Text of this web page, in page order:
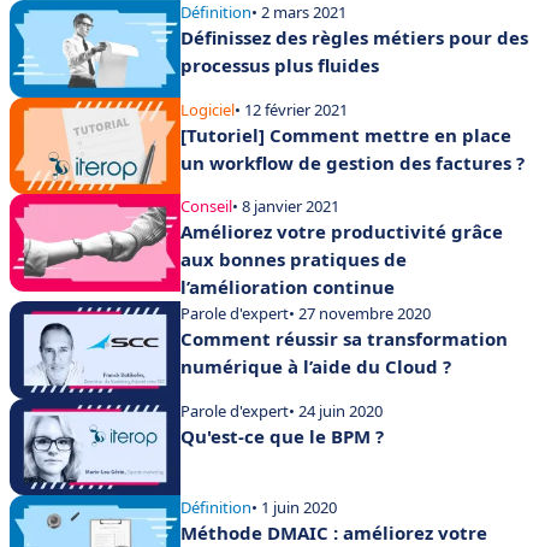
Définition• 2 mars 2021
Définissez des règles métiers pour des
processus plus fluides
Logiciel• 12 février 2021
[Tutoriel] Comment mettre en place
un workflow de gestion des factures ?
Conseil• 8 janvier 2021
Améliorez votre productivité grâce
aux bonnes pratiques de
l’amélioration continue
Parole d'expert• 27 novembre 2020
Comment réussir sa transformation
numérique à l’aide du Cloud ?
Parole d'expert• 24 juin 2020
Qu'est-ce que le BPM ?
Définition• 1 juin 2020
Méthode DMAIC : améliorez votre